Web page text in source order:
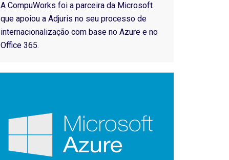
A CompuWorks foi a parceira da Microsoft
que apoiou a Adjuris no seu processo de
internacionalização com base no Azure e no
Office 365.